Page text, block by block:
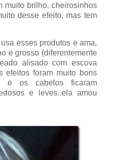
muito brilho, cheirosinhos
desse efeito, mas tem
esses produtos e ama.
e grosso (diferentemente
alisado com escova
efeitos foram muito bons
e os cabelos ficaram
e leves..ela amou